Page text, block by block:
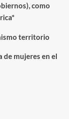
como
territorio
de mujeres en el